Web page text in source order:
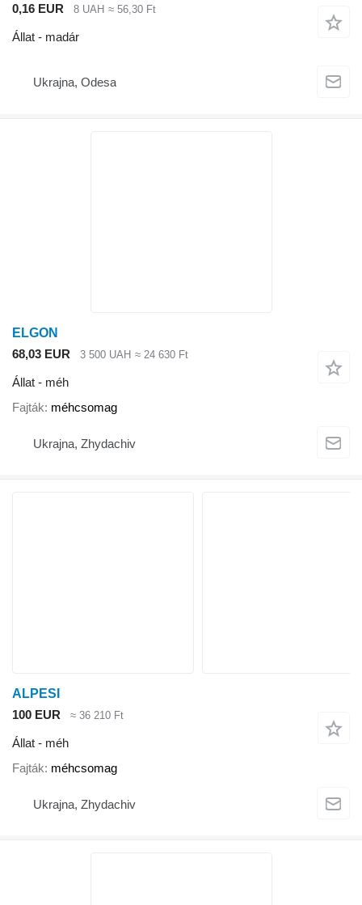
0,16 EUR 8 UAH ≈ 56,30 Ft
Állat - madár
Ukrajna, Odesa
ELGON
68,03 EUR
3 500 UAH ≈ 24 630 Ft
Állat - méh
Fajták méhcsomag
Ukrajna, Zhydachiv
ALPESI
100 EUR
≈ 36 210 Ft
Állat - méh
Fajták méhcsomag
Ukrajna, Zhydachiv